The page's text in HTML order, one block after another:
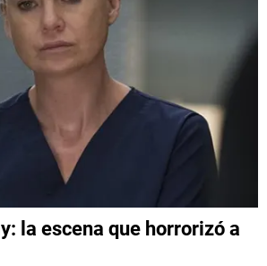
la escena que horrorizó a